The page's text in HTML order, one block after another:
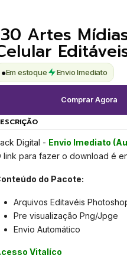
Artes
●Em estoque Envio Imediato
Comprar Agora
Digital - Envio Imediato
link para fazer o download é
do Pacote:
Arquivos Editavéis
Pre visualização Png/Jpge
Envio Automático
Vitalíco